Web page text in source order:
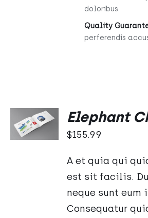
doloribus.
Quality
perferendis
DO
KOSZYKA
/
Elephant
$155.99
A et quia qui
est sit facilis.
neque sunt eum
Consequatur